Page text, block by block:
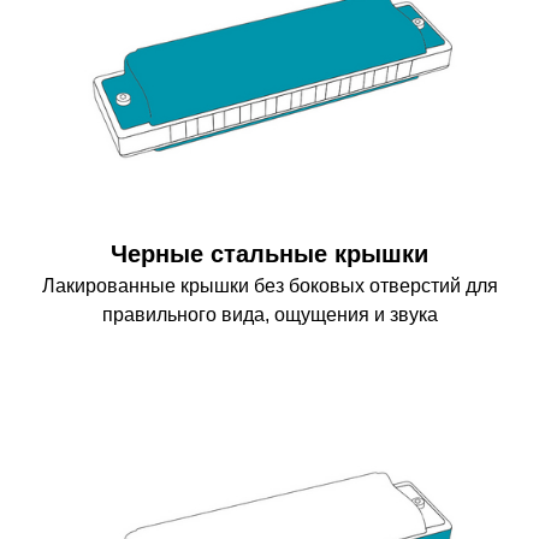
Черные стальные крышки
Лакированные крышки без боковых отверстий для
правильного вида, ощущения и звука